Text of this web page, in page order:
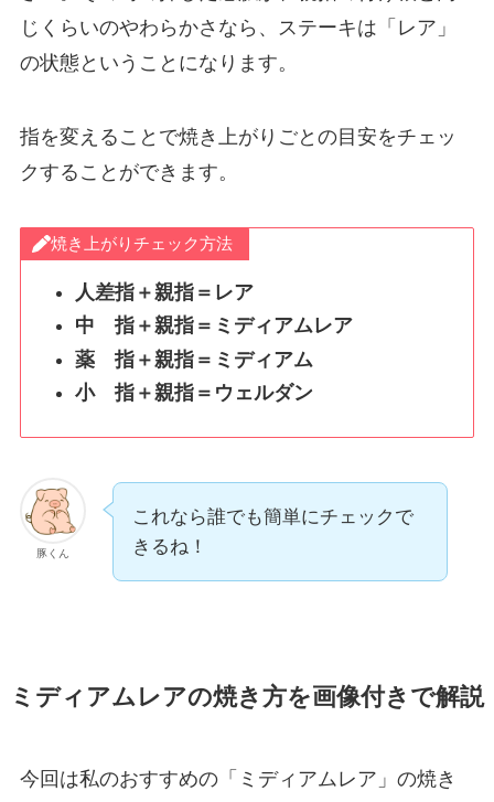
じくらいのやわらかさなら、ステーキは「レア」
の状態ということになります。
指を変えることで焼き上がりごとの目安をチェッ
クすることができます。
焼き上がりチェック方法
人差指＋親指＝レア
中 指＋親指＝ミディアムレア
薬 指＋親指＝ミディアム
小 指＋親指＝ウェルダン
豚くん
これなら誰でも簡単にチェックで
きるね！
ミディアムレアの焼き方を画像付きで解説
今回は私のおすすめの「 ミディアムレア 」の焼き